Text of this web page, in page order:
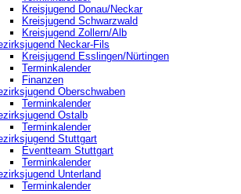
Kreisjugend Donau/Neckar
Kreisjugend Schwarzwald
Kreisjugend Zollern/Alb
Neckar-Fils
Kreisjugend ‎Esslingen/Nürtingen
Terminkalender
Finanzen
Oberschwaben
Terminkalender
Ostalb
Terminkalender
Stuttgart
‎Eventteam Stuttgart
Terminkalender
Unterland
Terminkalender